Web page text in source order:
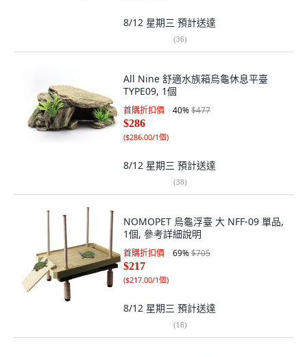
8/12 星期三 預計送達
(36)
All Nine 舒適水族箱烏龜休息平臺
TYPE09, 1個
首購折扣價 40%$477
$286
($286.00/1個)
8/12 星期三 預計送達
(38)
NOMOPET 烏龜浮臺 大 NFF-09 單品,
1個, 參考詳細說明
首購折扣價 69%$705
$217
($217.00/1個)
8/12 星期三 預計送達
(16)